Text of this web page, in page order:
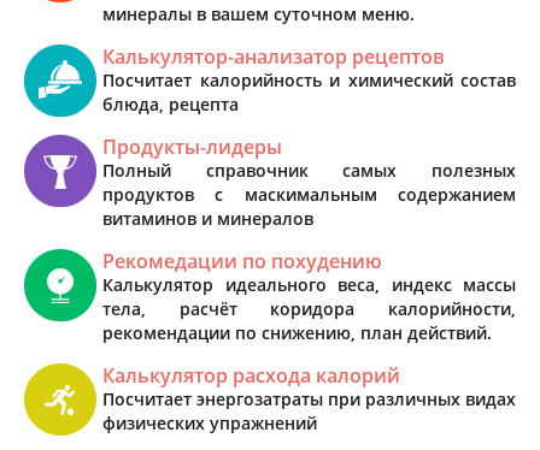
минералы в вашем суточном меню.
Калькулятор-анализатор рецептов
Посчитает калорийность и химический состав
блюда, рецепта
Продукты-лидеры
Полный справочник самых полезных
продуктов с маскимальным содержанием
витаминов и минералов
Рекомедации по похудению
Калькулятор идеального веса, индекс массы
тела, расчёт коридора калорийности,
рекомендации по снижению, план действий.
Калькулятор расхода калорий
Посчитает энергозатраты при различных видах
физических упражнений